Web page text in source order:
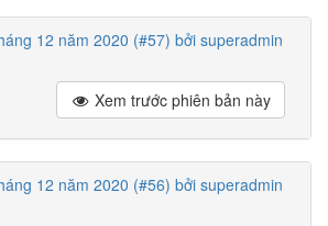
12 năm 2020 (#57) bởi superadmin
Xem trước phiên bản này
12 năm 2020 (#56) bởi superadmin